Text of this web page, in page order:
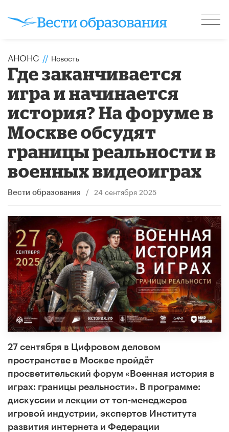
АНОНС // Новость
Где заканчивается
игра и начинается
история? На форуме в
Москве обсудят
границы реальности в
военных видеоиграх
Вести образования / 24 сентября 2025
27 сентября в Цифровом деловом
пространстве в Москве пройдёт
просветительский форум «Военная история в
играх: границы реальности». В программе:
дискуссии и лекции от топ-менеджеров
игровой индустрии, экспертов Института
развития интернета и Федерации